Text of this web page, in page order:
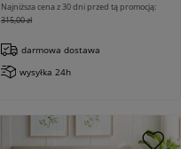
Najniższa cena z 30 dni przed tą promocją:
315,00 zł
darmowa dostawa
wysyłka 24h